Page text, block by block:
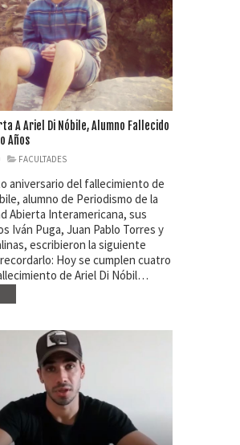
A Ariel Di Nóbile, Alumno Fallecido
Años
FACULTADES
aniversario del fallecimiento de
alumno de Periodismo de la
Abierta Interamericana, sus
Iván Puga, Juan Pablo Torres y
escribieron la siguiente
Hoy se cumplen cuatro
de Ariel Di Nóbil…